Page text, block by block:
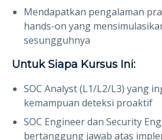
Mendapatkan pengalaman
hands-on yang
sesungguhnya
Untuk Siapa Kursus Ini:
SOC Analyst (L1/L2/L3) yang
kemampuan deteksi proaktif
SOC Engineer dan Security
bertanggung jawab atas